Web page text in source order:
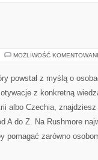
MOŻLIWOŚĆ
powstał z myślą o
z konkretną
albo Czechia,
A do Z. Na Rushmore
pomagać zarówno